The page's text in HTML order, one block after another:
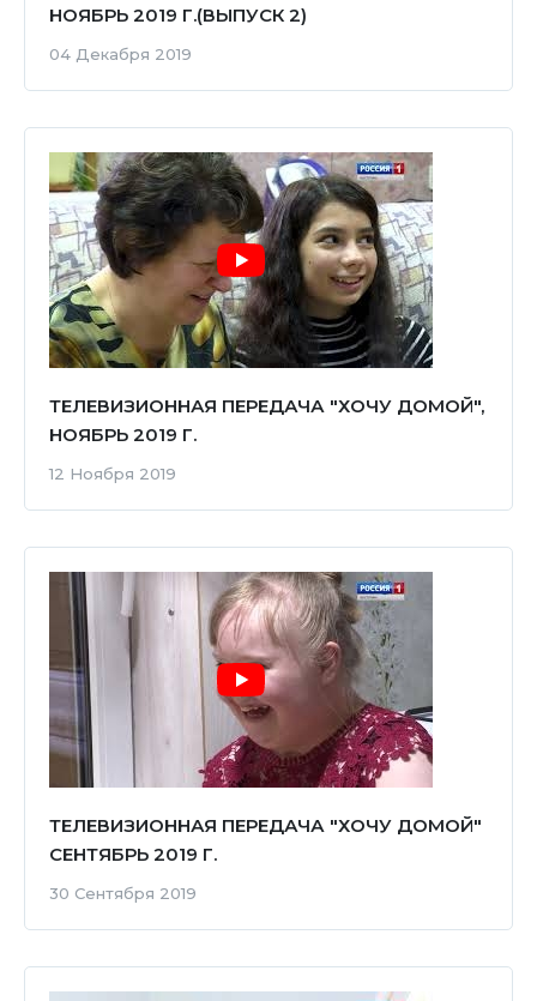
НОЯБРЬ 2019 Г.(ВЫПУСК 2)
04 Декабря 2019
ТЕЛЕВИЗИОННАЯ ПЕРЕДАЧА "ХОЧУ ДОМОЙ",
НОЯБРЬ 2019 Г.
12 Ноября 2019
ТЕЛЕВИЗИОННАЯ ПЕРЕДАЧА "ХОЧУ ДОМОЙ"
СЕНТЯБРЬ 2019 Г.
30 Сентября 2019